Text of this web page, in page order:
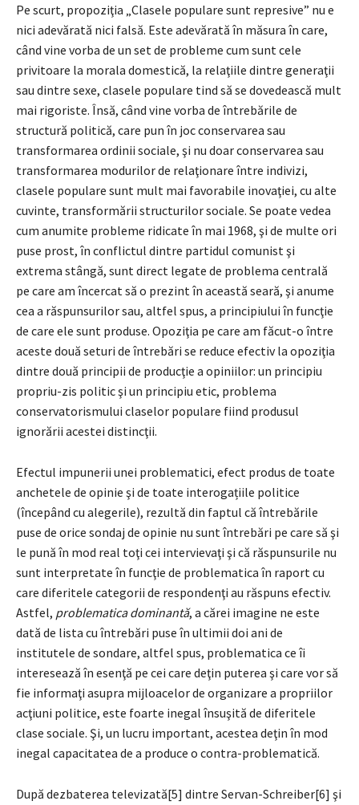
Pe scurt, propoziţia „Clasele populare sunt represive” nu e
nici adevărată nici falsă. Este adevărată în măsura în care,
când vine vorba de un set de probleme cum sunt cele
privitoare la morala domestică, la relaţiile dintre generaţii
sau dintre sexe, clasele populare tind să se dovedească mult
mai rigoriste. Însă, când vine vorba de întrebările de
structură politică, care pun în joc conservarea sau
transformarea ordinii sociale, şi nu doar conservarea sau
transformarea modurilor de relaţionare între indivizi,
clasele populare sunt mult mai favorabile inovaţiei, cu alte
cuvinte, transformării structurilor sociale. Se poate vedea
cum anumite probleme ridicate în mai 1968, şi de multe ori
puse prost, în conflictul dintre partidul comunist şi
extrema stângă, sunt direct legate de problema centrală
pe care am încercat să o prezint în această seară, şi anume
cea a răspunsurilor sau, altfel spus, a principiului în funcţie
de care ele sunt produse. Opoziţia pe care am făcut-o între
aceste două seturi de întrebări se reduce efectiv la opoziţia
dintre două principii de producţie a opiniilor: un principiu
propriu-zis politic şi un principiu etic, problema
conservatorismului claselor populare fiind produsul
ignorării acestei distincţii.
Efectul impunerii unei problematici, efect produs de toate
anchetele de opinie şi de toate interogațiile politice
(începând cu alegerile), rezultă din faptul că întrebările
puse de orice sondaj de opinie nu sunt întrebări pe care să şi
le pună în mod real toţi cei intervievaţi şi că răspunsurile nu
sunt interpretate în funcţie de problematica în raport cu
care diferitele categorii de respondenţi au răspuns efectiv.
Astfel, problematica dominantă, a cărei imagine ne este
dată de lista cu întrebări puse în ultimii doi ani de
institutele de sondare, altfel spus, problematica ce îi
interesează în esenţă pe cei care deţin puterea şi care vor să
fie informaţi asupra mijloacelor de organizare a propriilor
acţiuni politice, este foarte inegal însuşită de diferitele
clase sociale. Şi, un lucru important, acestea deţin în mod
inegal capacitatea de a produce o contra-problematică.
După dezbaterea televizată[5] dintre Servan-Schreiber[6] şi